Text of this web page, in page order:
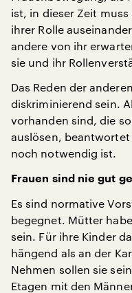
ist, in dieser Zeit
ihrer Rolle
andere von ihr
sie und ihr
Das Reden der
diskriminierend sein.
vorhanden sind, die
auslösen, beantwortet
noch notwendig ist.
Frauen sind nie gut
Es sind normative
begegnet. Mütter
sein. Für ihre Kinder
hängend als an der
Nehmen sollen sie
Etagen mit den